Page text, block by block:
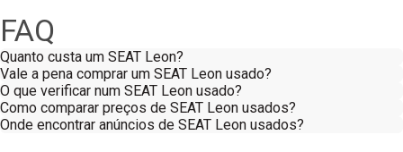
FAQ
Quanto custa um SEAT Leon?
Vale a pena comprar um SEAT Leon usado?
O que verificar num SEAT Leon usado?
Como comparar preços de SEAT Leon usados?
Onde encontrar anúncios de SEAT Leon usados?